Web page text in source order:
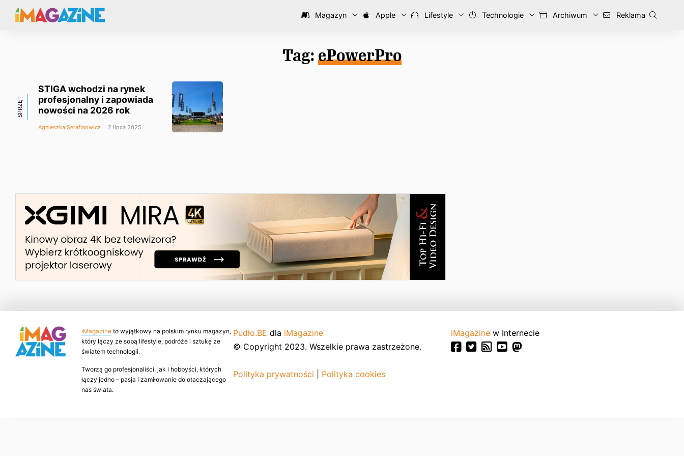
Magazyn Apple Lifestyle Technologie Archiwum Reklama
Tag: ePowerPro
SPRZĘT
STIGA wchodzi na rynek
profesjonalny i zapowiada
nowości na 2026 rok
Agnieszka Serafinowicz 2 lipca 2025
iMagazine to wyjątkowy na polskim rynku magazyn,
który łączy ze sobą lifestyle, podróże i sztukę ze
światem technologii.
Tworzą go profesjonaliści, jak i hobbyści, których
łączy jedno – pasja i zamiłowanie do otaczającego
nas świata.
Pudło.BE dla iMagazine
© Copyright 2023. Wszelkie prawa zastrzeżone.
Polityka prywatności Polityka cookies
iMagazine w Internecie